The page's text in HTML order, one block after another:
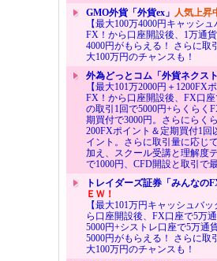
GMO外貨「外貨ex」 人気上昇
【最大100万4000円キャッシ
FX！から口座開設後、1万通
4000円がもらえる！ さらに取
大100万円のチャンスも！
外為どっとコム「外貨ネクスト
【最大101万2000円＋1200FX
FX！から口座開設後、FX口
の取引1回で5000円+らくらく
期買付で3000円。さらにらく
200FXポイント＆定期買付1回
イント。さらに取引量に応じ
加え、スクール受講と理解度
で1000円、CFD開設と取引で
トレイダーズ証券「みんなの
ＥＷ！
【最大101万円キャッシュバ
ら口座開設後、FX口座で5万
5000円+シストレ口座で5万通
5000円がもらえる！ さらに取
大100万円のチャンスも！